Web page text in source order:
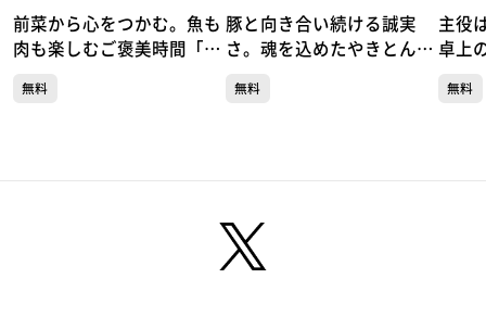
前菜から心をつかむ。魚も
肉も楽しむご褒美時間「リ
区本町）#504【topoぐる
無料
豚と向き合い続ける誠実
さ。魂を込めたやきとん一
葉区国分町）#503【topo
無料
主役
卓上
二日
無料